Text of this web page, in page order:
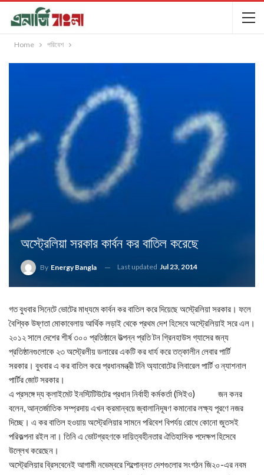
Home পরিবেশ
অস্ট্রেলিয়া সরকার কার্বন কর বাতিল করেছে
By Energy Bangla Last updated Jul 23, 2014
গত বুধবার সিনেটে ভোটের মাধ্যমে কার্বন কর বাতিল করে দিয়েছে অস্ট্রেলিয়া সরকার। ফলে
বৈশ্বিক উষ্ণতা মোকাবেলায় আর্থিক লড়াই থেকে প্রথম দেশ হিসেবে অস্ট্রেলিয়াই সরে এল।
২০১২ সালে দেশের শীর্ষ ৩০০ প্রতিষ্ঠানে উত্পন্ন প্রতি টন গ্রিনহাউস গ্যাসের জন্য
প্রতিষ্ঠানগুলোকে ২৩ অস্ট্রেলীয় ডলারের একটি কর ধার্য করে তত্কালীন লেবার পার্টি
সরকার। বুধবার এ কর বাতিল করে প্রধানমন্ত্রী টনি অ্যাবোটের লিবারেল পার্টি ও ন্যাশনাল
পার্টির জোট সরকার।
এ প্রসঙ্গে দ্য ক্লাইমেট ইনস্টিটিউটের প্রধান নির্বাহী কর্মকর্তা (সিইও) জন কনর
বলেন, আন্তর্জাতিক সম্প্রদায় এখন ক্রমান্বয়ে জ্বালানিদূষণ কমানোর লক্ষ্য পূরণে নজর
দিচ্ছে। এ কর বাতিল হওয়ায় অস্ট্রেলিয়ার সামনে পরিবেশ বিপর্যয় রোধে কোনো জুতসই
পরিকল্পনা রইল না। তিনি এ ভোটগ্রহণকে দায়িত্বহীনতার ঐতিহাসিক পদেক্ষপ হিসেবে
উল্লেখ করেছেন।
অস্ট্রেলিয়ার ব্রিসবেনেই আগামী নভেম্বরে শিল্পোন্নত দেশগুলোর সংগঠন জি২০-এর নবম